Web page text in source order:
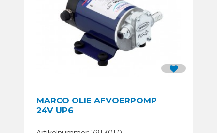
MARCO OLIE AFVOERPOMP
24V UP6